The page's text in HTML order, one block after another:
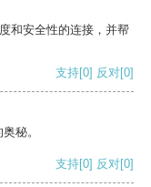
和安全性的连接，并帮
支持[0] 反对[0]
秘。
支持[0] 反对[0]